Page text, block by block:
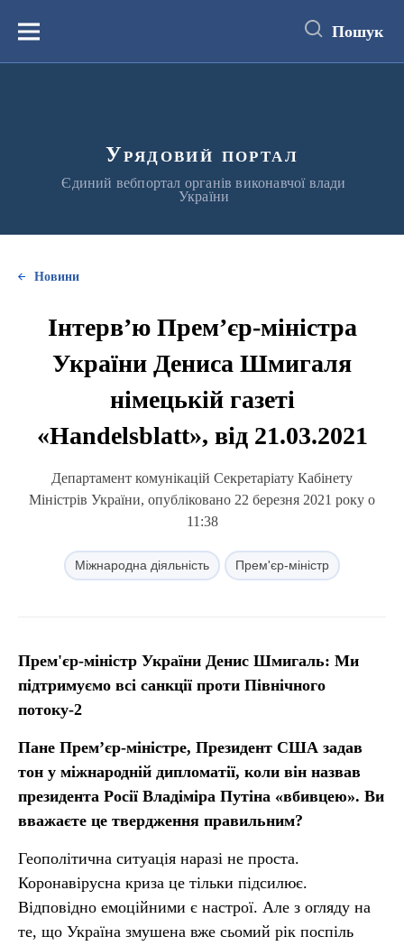
вмістуМеню Пошук
Урядовий портал
Єдиний вебпортал органів виконавчої влади
України
Новини
Інтерв’ю Прем’єр-міністра
України Дениса Шмигаля
німецькій газеті
«Handelsblatt», від 21.03.2021
Департамент комунікацій Секретаріату Кабінету
Міністрів України, опубліковано 22 березня 2021 року о
11:38
Міжнародна діяльність Прем'єр-міністр
Прем'єр-міністр України Денис Шмигаль: Ми
підтримуємо всі санкції проти Північного
потоку-2
Пане Прем’єр-міністре, Президент США задав
тон у міжнародній дипломатії, коли він назвав
президента Росії Владіміра Путіна «вбивцею». Ви
вважаєте це твердження правильним?
Геополітична ситуація наразі не проста.
Коронавірусна криза це тільки підсилює.
Відповідно емоційними є настрої. Але з огляду на
те, що Україна змушена вже сьомий рік поспіль